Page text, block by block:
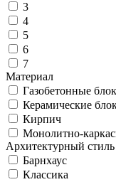
3
4
5
6
7
Материал
Газобетонные
Керамические
Кирпич
Монолитно-
Архитектурный стиль
Барнхаус
Классика